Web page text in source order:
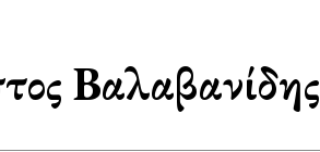
Βαλαβανίδης